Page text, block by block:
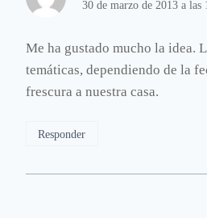
30 de marzo de 2013 a las
Me ha gustado mucho la idea.
temáticas, dependiendo de la
frescura a nuestra casa.
Responder